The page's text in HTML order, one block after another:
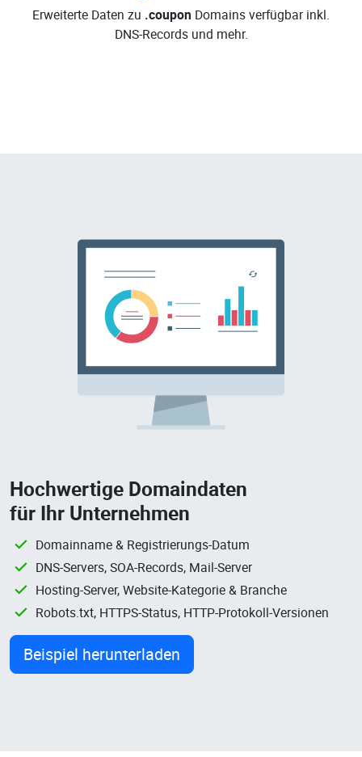
Erweiterte Daten zu .coupon Domains verfügbar inkl.
DNS-Records und mehr.
Hochwertige Domaindaten
für Ihr Unternehmen
Domainname & Registrierungs-Datum
DNS-Servers, SOA-Records, Mail-Server
Hosting-Server, Website-Kategorie & Branche
Robots.txt, HTTPS-Status, HTTP-Protokoll-Versionen
Beispiel herunterladen